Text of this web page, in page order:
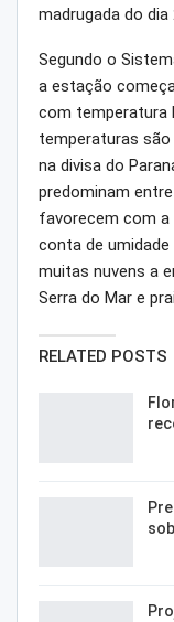
madrugada do dia
Segundo o
a estação
com temperatura
temperaturas
na divisa do
predominam
favorecem com a
conta de
muitas nuvens a
Serra do Mar e
RELATED POSTS